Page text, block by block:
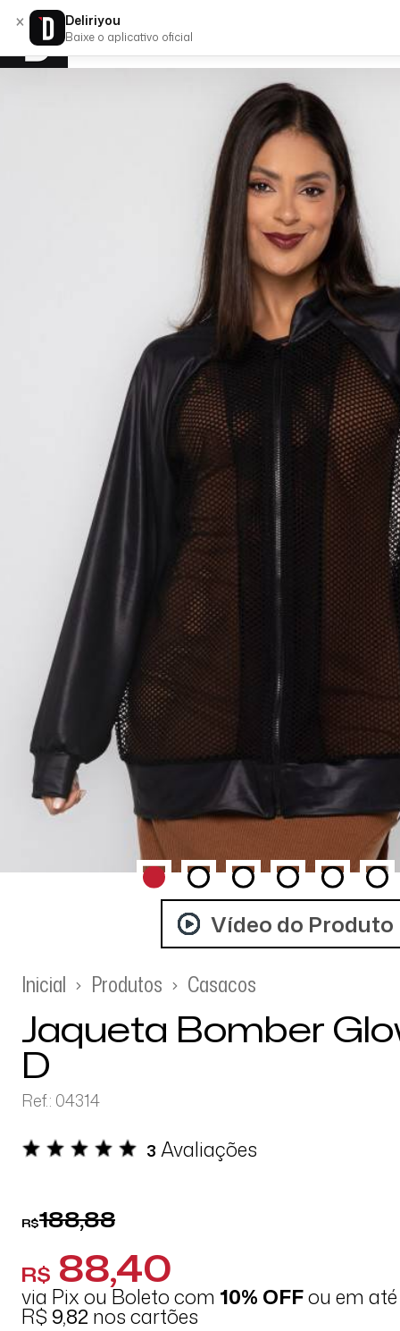
Vídeo do Produto
Inicial
Produtos Casacos
Jaqueta Bomber
D
Ref.: 04314
3 Avaliações
R$188,88
R$ 88,40
via Pix ou Boleto com 10% OFFou em
R$ 9,82 nos cartões
× Deliriyou
Baixe o aplicativo oficial